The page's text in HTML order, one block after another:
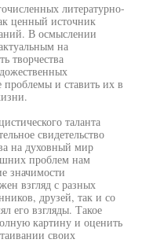
литературно-
ценный источник
В осмыслении
на
творчества
и ставить их в
таланта
свидетельство
на духовный мир
проблем нам
значимости
взгляд с разных
друзей, так и со
его взгляды. Такое
картину и оценить
своих